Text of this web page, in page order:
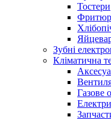
Тостери
Зубні
Кліматична
Газове